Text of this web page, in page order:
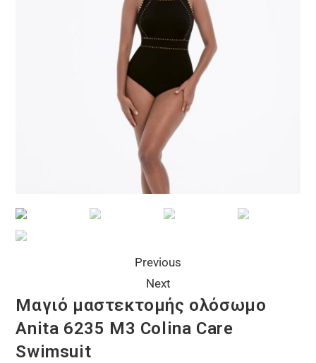
Previous
Next
Μαγιό μαστεκτομής ολόσωμο
Anita 6235 M3 Colina Care
Swimsuit